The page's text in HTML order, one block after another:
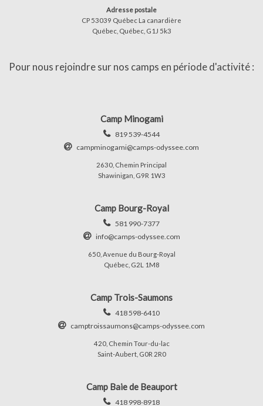
Adresse postale
CP 53039 Québec La canardière
Québec, Québec, G1J 5k3
Pour nous rejoindre sur nos camps en période d'activité :
Camp Minogami
819 539-4544
campminogami@camps-odyssee.com
2630, Chemin Principal
Shawinigan, G9R 1W3
Camp Bourg-Royal
581 990-7377
info@camps-odyssee.com
650, Avenue du Bourg-Royal
Québec, G2L 1M8
Camp Trois-Saumons
418 598-6410
camptroissaumons@camps-odyssee.com
420, Chemin Tour-du-lac
Saint-Aubert, G0R 2R0
Camp Baie de Beauport
418 998-8918